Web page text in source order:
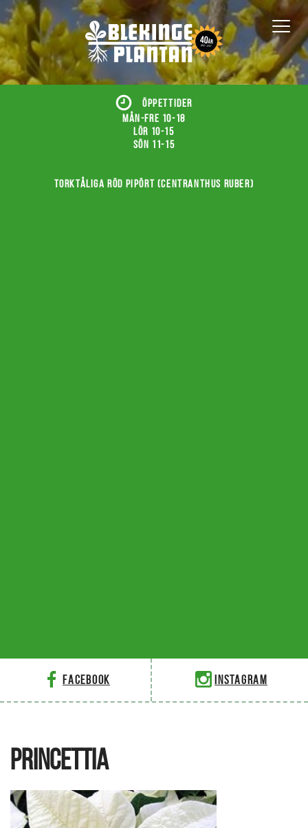
ÖPPETTIDER
Mån-fre 10-18
Lör 10-15
Sön 11-15
Torktåliga röd pipört (Centranthus ruber)
Facebook Instagram
PRINCETTIA